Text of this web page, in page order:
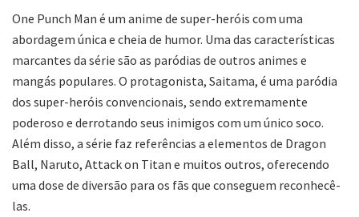
One Punch Man é um anime de super-heróis com uma
abordagem única e cheia de humor. Uma das características
marcantes da série são as paródias de outros animes e
mangás populares. O protagonista, Saitama, é uma paródia
dos super-heróis convencionais, sendo extremamente
poderoso e derrotando seus inimigos com um único soco.
Além disso, a série faz referências a elementos de Dragon
Ball, Naruto, Attack on Titan e muitos outros, oferecendo
uma dose de diversão para os fãs que conseguem reconhecê-
las.